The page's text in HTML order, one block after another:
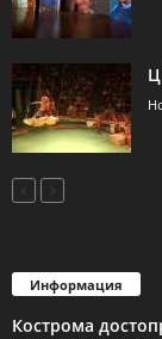
Информация
Кострома